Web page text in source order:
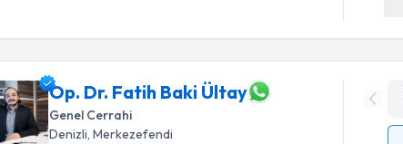
Op. Dr. Fatih Baki Ültay
Genel Cerrahi
Denizli,Merkezefendi